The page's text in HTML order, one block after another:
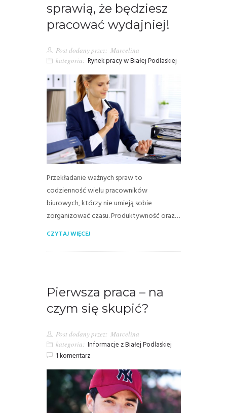
sprawią, że będziesz
pracować wydajniej!
Post dodany przez: Marcelina
kategoria: Rynek pracy w Białej Podlaskiej
Przekładanie ważnych spraw to
codzienność wielu pracowników
biurowych, którzy nie umieją sobie
zorganizować czasu. Produktywność oraz…
CZYTAJ WIĘCEJ
Pierwsza praca – na
czym się skupić?
Post dodany przez: Marcelina
kategoria: Informacje z Białej Podlaskiej
1 komentarz